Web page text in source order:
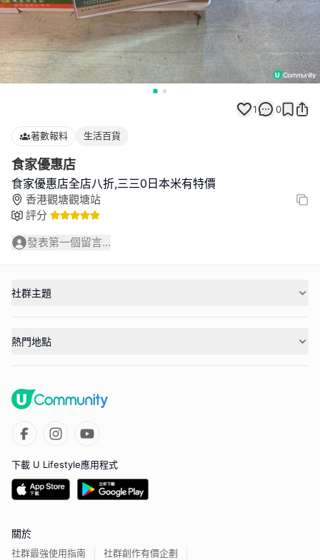
1 0
著數報料 生活百貨
食家優惠店
食家優惠店全店八折,三三0日本米有特價
香港觀塘觀塘站
評分
發表第一個留言...
社群主題
熱門地點
下載 U Lifestyle應用程式
關於
社群最強使用指南 社群創作有價企劃